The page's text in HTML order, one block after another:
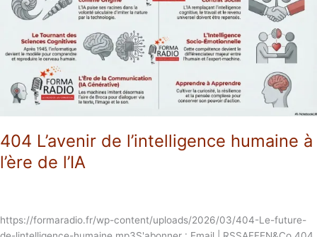
404 L’avenir de l’intelligence humaine à
l’ère de l’IA
https://formaradio.fr/wp-content/uploads/2026/03/404-Le-future-
humaine
de